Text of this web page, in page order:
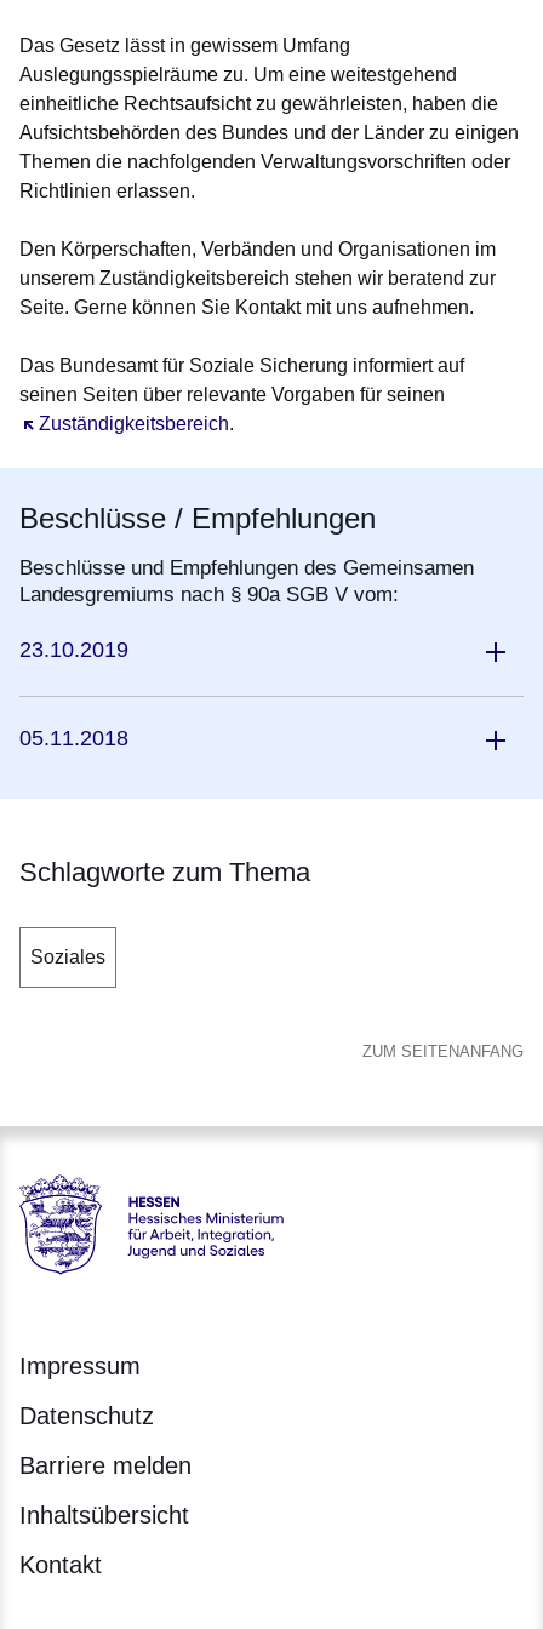
Das Gesetz lässt in gewissem Umfang
Auslegungsspielräume zu. Um eine weitestgehend
einheitliche Rechtsaufsicht zu gewährleisten, haben die
Aufsichtsbehörden des Bundes und der Länder zu einigen
Themen die nachfolgenden Verwaltungsvorschriften oder
Richtlinien erlassen.
Den Körperschaften, Verbänden und Organisationen im
unserem Zuständigkeitsbereich stehen wir beratend zur
Seite. Gerne können Sie Kontakt mit uns aufnehmen.
Das Bundesamt für Soziale Sicherung informiert auf
seinen Seiten über relevante Vorgaben für seinen
Zuständigkeitsbereich
Öffnet sich in einem neuen Fenster
.
Beschlüsse / Empfehlungen
Beschlüsse und Empfehlungen des Gemeinsamen
Landesgremiums nach § 90a SGB V vom:
23.10.2019
05.11.2018
Schlagworte zum Thema
Soziales
ZUM SEITENANFANG
Hessen - Hessisches Ministerium für Arbeit, Integration,
Impressum
Datenschutz
Barriere melden
Inhaltsübersicht
Kontakt